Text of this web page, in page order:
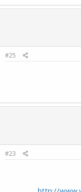
#25
#23